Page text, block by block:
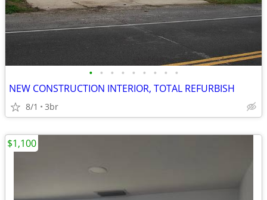
• • • • • • • • •
NEW CONSTRUCTION INTERIOR, TOTAL REFURBISH
8/1 3br
$1,100